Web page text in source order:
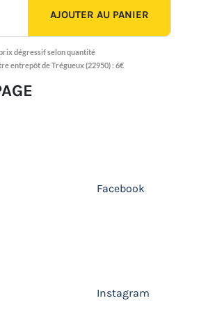
AJOUTER AU PANIER
dégressif selon quantité
entrepôt de Trégueux (22950) : 6€
Facebook
Instagram